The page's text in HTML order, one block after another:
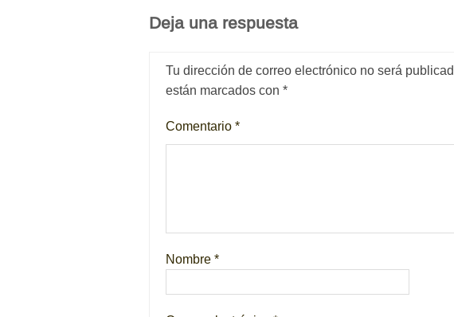
Deja una respuesta
Tu dirección de correo electrónico no será
están marcados con *
Comentario *
Nombre *